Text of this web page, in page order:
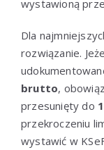
wystawioną
Dla
rozwiązanie.
brutto,
przesunięty do
przekroczeniu
wystawić w